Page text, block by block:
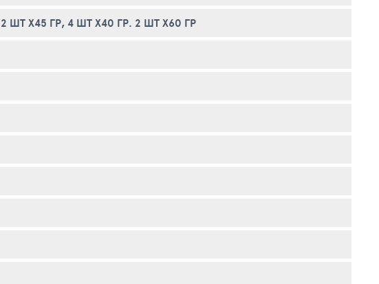
Х45 ГР, 4 ШТ Х40 ГР. 2 ШТ Х60 ГР